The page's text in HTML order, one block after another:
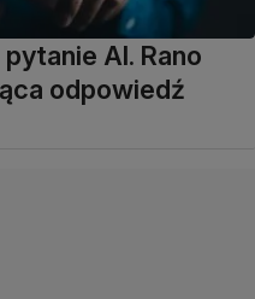
AI. Rano
odpowiedź